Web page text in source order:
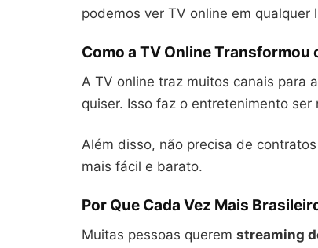
podemos ver TV online em
Como a TV Online Transformou
A TV online traz muitos canais para
quiser. Isso faz o entretenimento ser
Além disso, não precisa de
mais fácil e barato.
Por Que Cada Vez Mais
Muitas pessoas querem streaming